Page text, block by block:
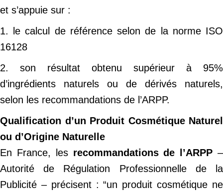
et s’appuie sur :
1. le calcul de référence selon de la norme ISO
16128
2. son résultat obtenu supérieur à 95%
d’ingrédients naturels ou de dérivés naturels,
selon les recommandations de l’ARPP.
Qualification d’un Produit Cosmétique Naturel
ou d’Origine Naturelle
En France, les recommandations de l’ARPP –
Autorité de Régulation Professionnelle de la
Publicité – précisent : “un produit cosmétique ne